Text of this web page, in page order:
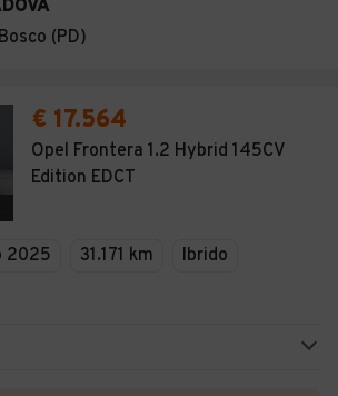
(PD)
€ 17.564
Opel Frontera 1.2 Hybrid 145CV
Edition EDCT
2025 31.171 km
Ibrido